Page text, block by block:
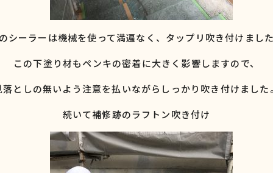
シーラーは機械を使って満遍なく、タップリ吹き付けまし
この下塗り材もペンキの密着に大きく影響しますので、
落としの無いよう注意を払いながらしっかり吹き付けました
続いて補修跡のラフトン吹き付け